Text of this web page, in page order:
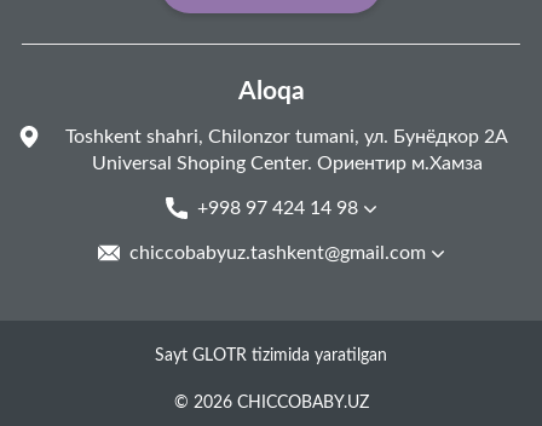
Aloqa
Toshkent shahri, Chilonzor tumani, ул. Бунёдкор 2А
Universal Shoping Center. Ориентир м.Хамза
+998 97 424 14 98
chiccobabyuz.tashkent@gmail.com
Sayt GLOTR tizimida yaratilgan
© 2026 CHICCOBABY.UZ